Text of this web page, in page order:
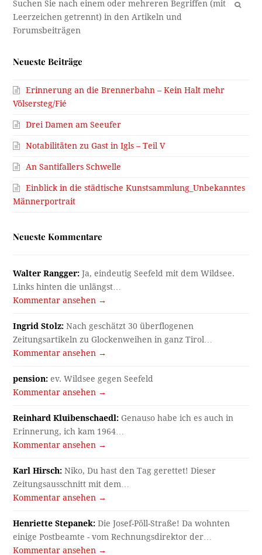
OK
Neueste Beiträge
Erinnerung an die Brennerbahn – Kein Halt mehr
Völsersteg/Fié
Drei Damen am Seeufer
Notabilitäten zu Gast in Igls – Teil V
An Santifallers Schwelle
Einblick in die städtische Kunstsammlung_Unbekanntes
Männerportrait
Neueste Kommentare
Walter Rangger: Ja, eindeutig Seefeld mit dem Wildsee.
Links hinten die unlängst…
Kommentar ansehen →
Ingrid Stolz: Nach geschätzt 30 überflogenen
Zeitungsartikeln zu Glockenweihen in ganz Tirol…
Kommentar ansehen →
pension: ev. Wildsee gegen Seefeld
Kommentar ansehen →
Reinhard Kluibenschaedl: Genauso habe ich es auch in
Erinnerung, ich kam 1964…
Kommentar ansehen →
Karl Hirsch: Niko, Du hast den Tag gerettet! Dieser
Zeitungsausschnitt mit dem…
Kommentar ansehen →
Henriette Stepanek: Die Josef-Pöll-Straße! Da wohnten
einige Postbeamte - vom Rechnungsdirektor der…
Kommentar ansehen →